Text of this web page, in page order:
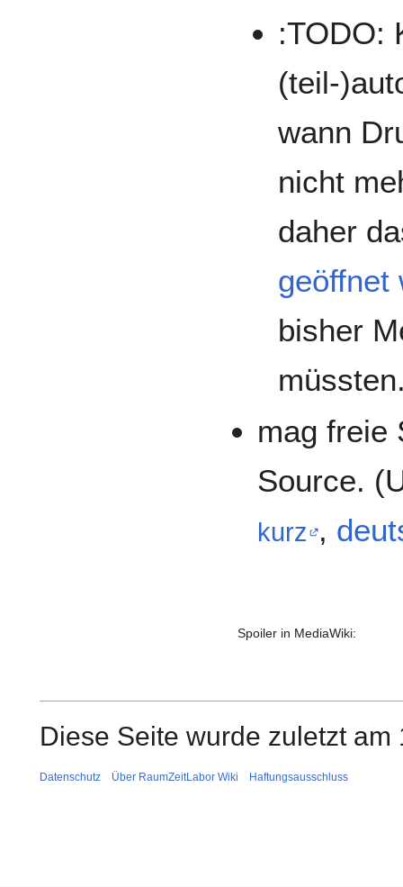
:TODO:
(teil-
wann
nicht
daher
geöffnet
bisher
mag freie
Source.
kurz ,
Spoiler in MediaWiki:
Diese Seite wurde zuletzt
Datenschutz Über RaumZeitLabor Wiki Haftungsausschluss